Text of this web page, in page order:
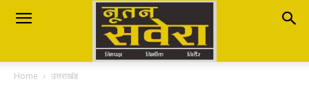
Nutan
Savera
Home उत्तराखंड